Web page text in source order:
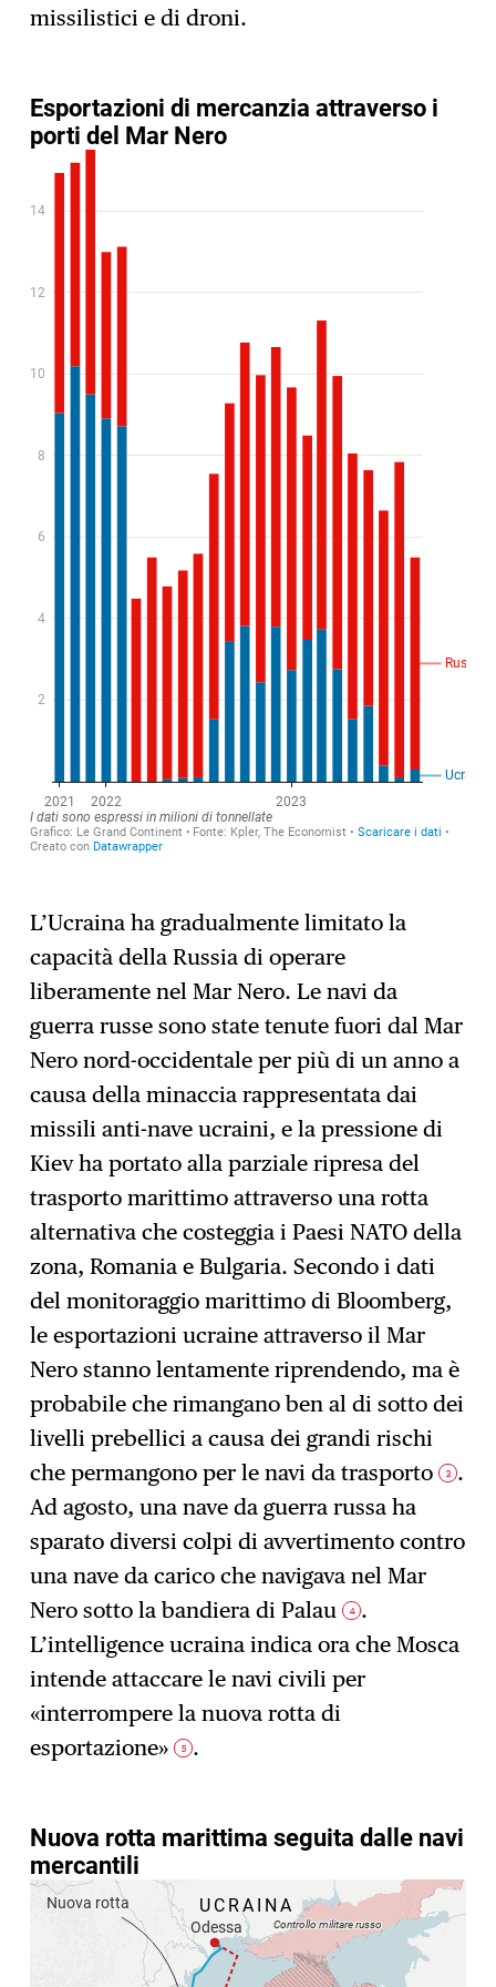
missilistici e di droni.
L’Ucraina ha gradualmente limitato la
capacità della Russia di operare
liberamente nel Mar Nero. Le navi da
guerra russe sono state tenute fuori dal Mar
Nero nord-occidentale per più di un anno a
causa della minaccia rappresentata dai
missili anti-nave ucraini, e la pressione di
Kiev ha portato alla parziale ripresa del
trasporto marittimo attraverso una rotta
alternativa che costeggia i Paesi NATO della
zona, Romania e Bulgaria. Secondo i dati
del monitoraggio marittimo di Bloomberg,
le esportazioni ucraine attraverso il Mar
Nero stanno lentamente riprendendo, ma è
probabile che rimangano ben al di sotto dei
livelli prebellici a causa dei grandi rischi
che permangono per le navi da trasporto 3 .
Ad agosto, una nave da guerra russa ha
sparato diversi colpi di avvertimento contro
una nave da carico che navigava nel Mar
Nero sotto la bandiera di Palau 4 .
L’intelligence ucraina indica ora che Mosca
intende attaccare le navi civili per
«interrompere la nuova rotta di
esportazione» 5 .